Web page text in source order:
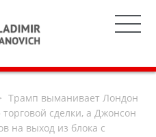
Трамп выманивает Лондон
сделки, а Джонсон
на выход из блока с